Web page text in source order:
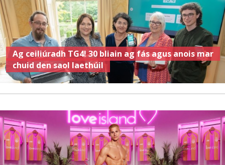
Ag ceiliúradh TG4! 30 bliain ag fás agus anois mar
chuid den saol laethúil